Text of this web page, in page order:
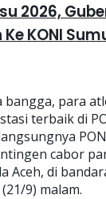
2026,
KONI
bangga, para
terbaik di
cabor
Aceh, di
9) malam.